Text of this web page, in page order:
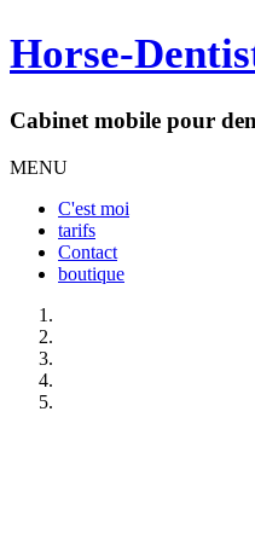
Horse-
Cabinet mobile pour
MENU
C'est moi
tarifs
Contact
boutique